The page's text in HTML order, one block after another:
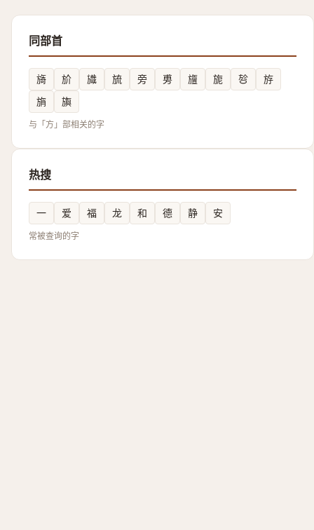
同部首
旖 斺 旘 旈 旁 旉 旜 旎 㫈
斿
旓
旟
与「方」部相关的字
热搜
一 爱 福 龙 和 德 静 安
常被查询的字